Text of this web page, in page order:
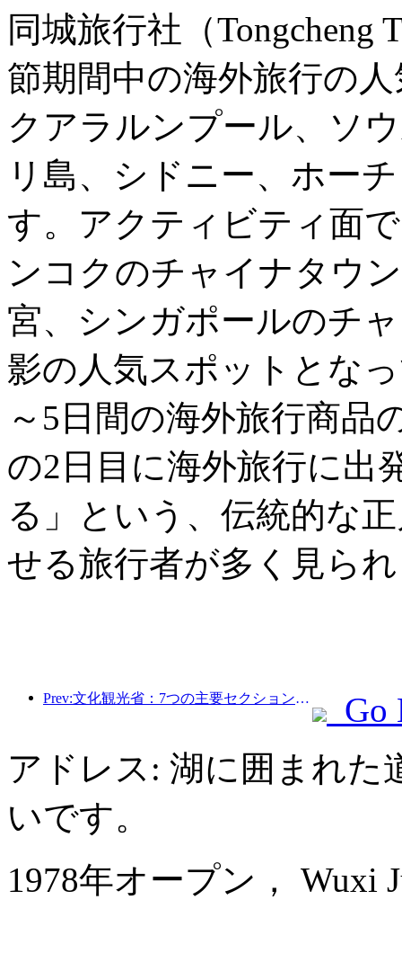
同城旅行社（
節期間中の海外旅行の
クアラルンプール、ソ
リ島、シドニー、ホー
す。アクティビティ面
ンコクのチャイナタウ
宮、シンガポールのチ
影の人気スポットとな
～5日間の海外旅行商品
の2日目に海外旅行に出
る」という、伝統的な
せる旅行者が多く見ら
Prev:文化観光省：7つの主要セクションで22のテーマ別活動を開始
Go
アドレス: 湖に囲まれた
いです。
1978年オープン， Wuxi